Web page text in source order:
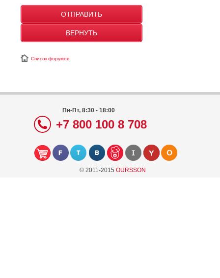
Список форумов
Пн-Пт, 8:30 - 18:00
+7 800 100 8 708
© 2011-2015 OURSSON